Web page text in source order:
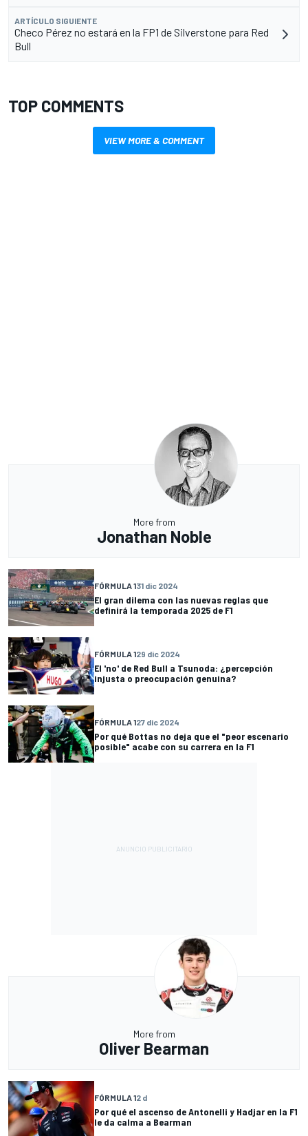
ARTÍCULO SIGUIENTE
Checo Pérez no estará en la FP1 de Silverstone para Red
Bull
TOP COMMENTS
VIEW MORE & COMMENT
More from
Jonathan Noble
FÓRMULA 131 dic 2024
El gran dilema con las nuevas reglas que
definirá la temporada 2025 de F1
FÓRMULA 129 dic 2024
El 'no' de Red Bull a Tsunoda: ¿percepción
injusta o preocupación genuina?
FÓRMULA 127 dic 2024
Por qué Bottas no deja que el "peor escenario
posible" acabe con su carrera en la F1
More from
Oliver Bearman
FÓRMULA 12 d
Por qué el ascenso de Antonelli y Hadjar en la F1
le da calma a Bearman